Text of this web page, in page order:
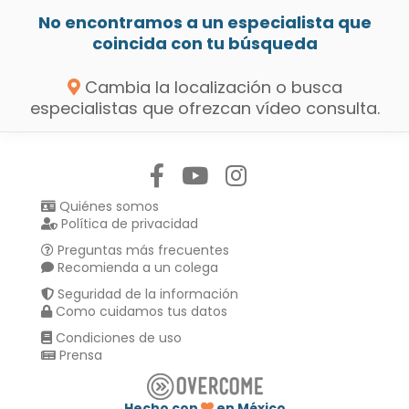
No encontramos a un especialista que
coincida con tu búsqueda
Cambia la localización o busca
especialistas que ofrezcan vídeo consulta.
Quiénes somos
Política de privacidad
Preguntas más frecuentes
Recomienda a un colega
Seguridad de la información
Como cuidamos tus datos
Condiciones de uso
Prensa